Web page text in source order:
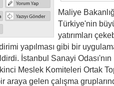
Maliye
Türkiye'nin
yatırımları
yapılması gibi bir
İstanbul Sanayi
Meslek Komiteleri Ortak
araya gelen çalışma